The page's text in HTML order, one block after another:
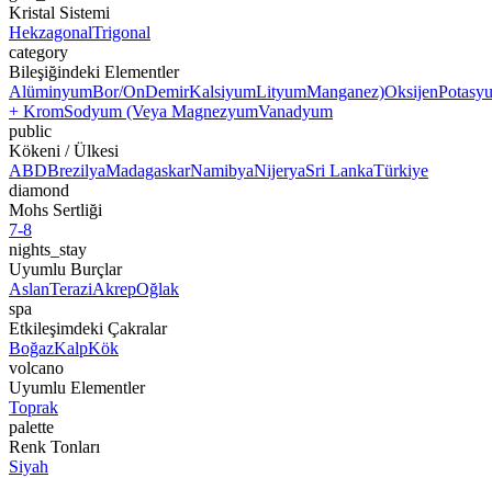
Kristal Sistemi
HekzagonalTrigonal
category
Bileşiğindeki Elementler
AlüminyumBor/OnDemirKalsiyumLityumManganez)Oksijen
+ KromSodyum (Veya MagnezyumVanadyum
public
Kökeni / Ülkesi
ABDBrezilyaMadagaskarNamibyaNijeryaSri LankaTürkiye
diamond
Mohs Sertliği
7-8
nights_stay
Uyumlu Burçlar
AslanTeraziAkrepOğlak
spa
Etkileşimdeki Çakralar
BoğazKalpKök
volcano
Uyumlu Elementler
Toprak
palette
Renk Tonları
Siyah